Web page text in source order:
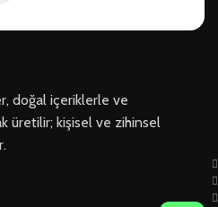
doğal içeriklerle ve
üretilir; kişisel ve zihinsel